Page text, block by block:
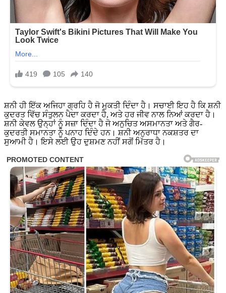
ਸ਼ਨੀ ਹੀ ਇੱਕ ਅਜਿਹਾ ਗ੍ਰਹਿ ਹੈ ਜੋ ਮੁਕਤੀ ਦਿੰਦਾ ਹੈ। ਸਚਾਈ ਇਹ ਹੈ ਕਿ ਸ਼ਨੀ
ਕੁਦਰਤ ਵਿੱਚ ਸੰਤੁਲਨ ਪੈਦਾ ਕਰਦਾ ਹੈ, ਅਤੇ ਹਰ ਜੀਵ ਨਾਲ ਨਿਆਂ ਕਰਦਾ ਹੈ।
ਸ਼ਨੀ ਕੇਵਲ ਉਨ੍ਹਾਂ ਨੂੰ ਸਜ਼ਾ ਦਿੰਦਾ ਹੈ ਜੋ ਅਨੁਚਿਤ ਅਸਮਾਨਤਾ ਅਤੇ ਗੈਰ-
ਕੁਦਰਤੀ ਸਮਾਨਤਾ ਨੂੰ ਪਨਾਹ ਦਿੰਦੇ ਹਨ। ਸ਼ਨੀ ਅਨੁਰਾਧਾ ਨਕਸ਼ਤਰ ਦਾ
ਸੁਆਮੀ ਹੈ। ਇਸੇ ਲਈ ਉਹ ਦੁਸ਼ਮਣ ਨਹੀਂ ਸਗੋਂ ਮਿੱਤਰ ਹੈ।